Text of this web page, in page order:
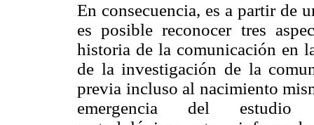
En consecuencia, es a partir de
es posible reconocer tres
historia de la comunicación en
de la investigación de la
previa incluso al nacimiento
emergencia del estudio